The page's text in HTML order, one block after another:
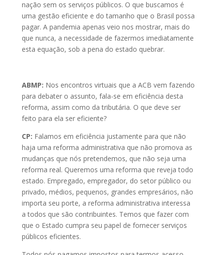
nação sem os serviços públicos. O que buscamos é
uma gestão eficiente e do tamanho que o Brasil possa
pagar. A pandemia apenas veio nos mostrar, mais do
que nunca, a necessidade de fazermos imediatamente
esta equação, sob a pena do estado quebrar.
ABMP: Nos encontros virtuais que a ACB vem fazendo
para debater o assunto, fala-se em eficiência desta
reforma, assim como da tributária. O que deve ser
feito para ela ser eficiente?
CP: Falamos em eficiência justamente para que não
haja uma reforma administrativa que não promova as
mudanças que nós pretendemos, que não seja uma
reforma real. Queremos uma reforma que reveja todo
estado. Empregado, empregador, do setor público ou
privado, médios, pequenos, grandes empresários, não
importa seu porte, a reforma administrativa interessa
a todos que são contribuintes. Temos que fazer com
que o Estado cumpra seu papel de fornecer serviços
públicos eficientes.